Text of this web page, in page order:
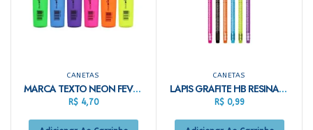
CANETAS
MARCA TEXTO NEON FEVER
R$4,70
CANETAS
LAPIS GRAFITE HB RESINA TABUADA C/BORRACHA
R$0,99